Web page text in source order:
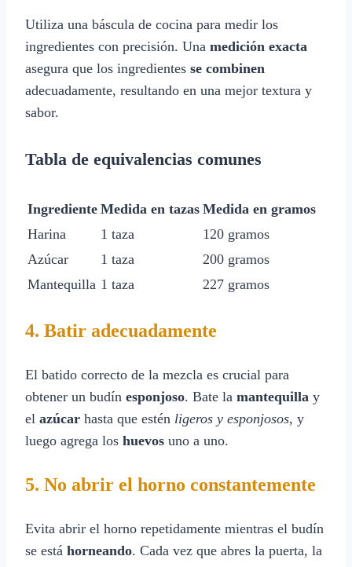
Utiliza una báscula de cocina para medir los
ingredientes con precisión. Una medición exacta
asegura que los ingredientes se combinen
adecuadamente, resultando en una mejor textura y
sabor.
Tabla de equivalencias comunes
Ingrediente Medida en tazas Medida en gramos
Harina
1 taza
120 gramos
Azúcar
1 taza
200 gramos
Mantequilla 1 taza 227 gramos
4. Batir adecuadamente
El batido correcto de la mezcla es crucial para
obtener un budín esponjoso. Bate la mantequilla y
el azúcar hasta que estén ligeros y esponjosos, y
luego agrega los huevos uno a uno.
5. No abrir el horno constantemente
Evita abrir el horno repetidamente mientras el budín
se está horneando. Cada vez que abres la puerta, la